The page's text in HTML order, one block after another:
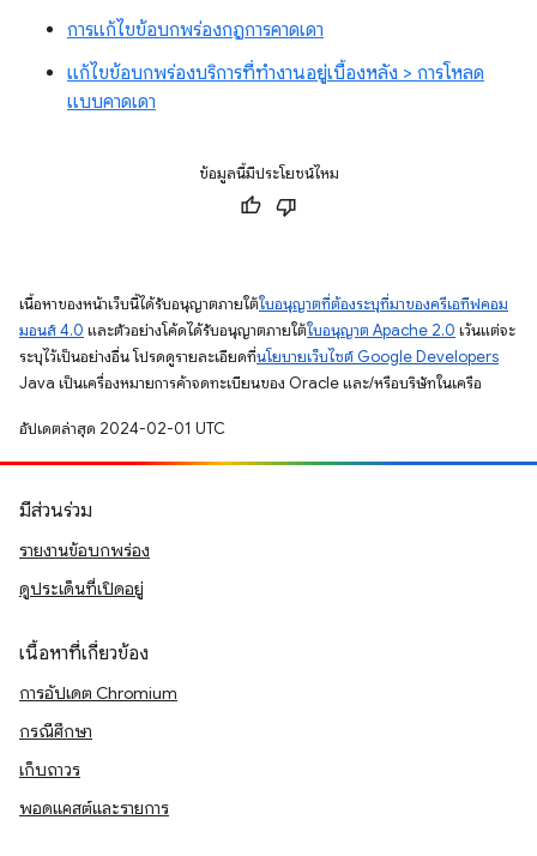
การแก้ไขข้อบกพร่องกฎการคาดเดา
แก้ไขข้อบกพร่องบริการที่ทำงานอยู่เบื้องหลัง > การโหลด
แบบคาดเดา
ข้อมูลนี้มีประโยชน์ไหม
เนื้อหาของหน้าเว็บนี้ได้รับอนุญาตภายใต้ใบอนุญาตที่ต้องระบุที่มาของครีเอทีฟคอม
มอนส์ 4.0 และตัวอย่างโค้ดได้รับอนุญาตภายใต้ใบอนุญาต Apache 2.0 เว้นแต่จะ
ระบุไว้เป็นอย่างอื่น โปรดดูรายละเอียดที่นโยบายเว็บไซต์ Google Developers
Java เป็นเครื่องหมายการค้าจดทะเบียนของ Oracle และ/หรือบริษัทในเครือ
อัปเดตล่าสุด 2024-02-01 UTC
มีส่วนร่วม
รายงานข้อบกพร่อง
ดูประเด็นที่เปิดอยู่
เนื้อหาที่เกี่ยวข้อง
การอัปเดต Chromium
กรณีศึกษา
เก็บถาวร
พอดแคสต์และรายการ